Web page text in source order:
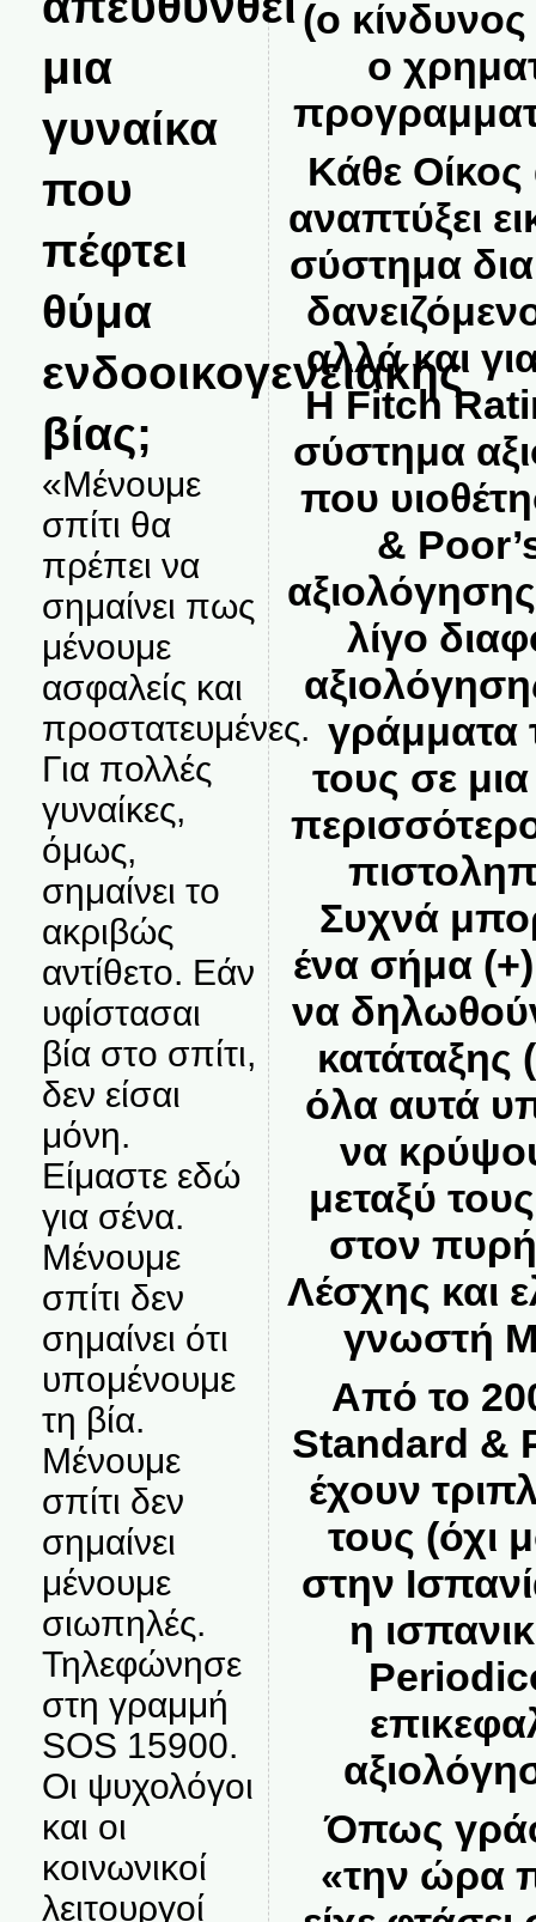
μια
γυναίκα
που
πέφτει
θύμα
ενδοοικογενειακής
βίας;
«Μένουμε
σπίτι θα
πρέπει να
σημαίνει πως
μένουμε
ασφαλείς και
προστατευμένες.
Για πολλές
γυναίκες,
όμως,
σημαίνει το
ακριβώς
αντίθετο. Εάν
υφίστασαι
βία στο σπίτι,
δεν είσαι
μόνη.
Είμαστε εδώ
για σένα.
Μένουμε
σπίτι δεν
σημαίνει ότι
υπομένουμε
τη βία.
Μένουμε
σπίτι δεν
σημαίνει
μένουμε
σιωπηλές.
Τηλεφώνησε
στη γραμμή
SOS 15900.
Οι ψυχολόγοι
και οι
κοινωνικοί
λειτουργοί
(ο
ο
Κάθε Οίκος
αναπτύξει
σύστημα
αλλά και
Η Fitch
σύστημα
που
&
λίγο
γράμματα
τους σε
Συχνά
ένα σήμα
να
όλα αυτά
να
μεταξύ
στον
Λέσχης και
γνωστή
Από το
Standard &
έχουν
τους (όχι
στην
η
Όπως
«την ώρα